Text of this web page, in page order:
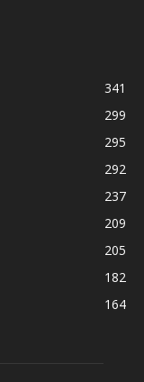
341
299
295
292
237
209
205
182
164